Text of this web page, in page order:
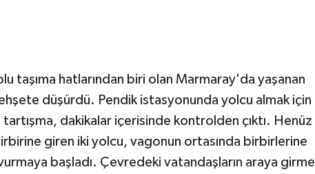
taşıma hatlarından biri olan Marmaray'da yaşanan
düşürdü. Pendik istasyonunda yolcu almak için
dakikalar içerisinde kontrolden çıktı. Henüz
giren iki yolcu, vagonun ortasında birbirlerine
başladı. Çevredeki vatandaşların araya girme